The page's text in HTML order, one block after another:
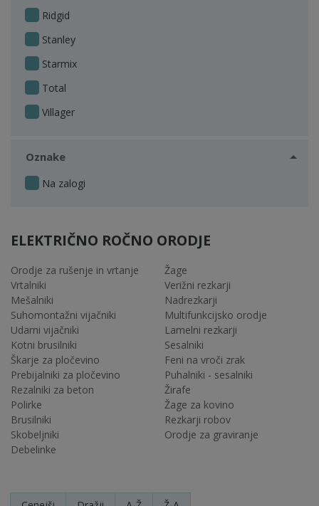
Ridgid
Stanley
Starmix
Total
Villager
Oznake
Na zalogi
ELEKTRIČNO ROČNO ORODJE
Orodje za rušenje in vrtanje
Vrtalniki
Mešalniki
Suhomontažni vijačniki
Udarni vijačniki
Kotni brusilniki
Škarje za pločevino
Prebijalniki za pločevino
Rezalniki za beton
Polirke
Brusilniki
Skobeljniki
Debelinke
Žage
Verižni rezkarji
Nadrezkarji
Multifunkcijsko orodje
Lamelni rezkarji
Sesalniki
Feni na vroči zrak
Puhalniki - sesalniki
Žirafe
Žage za kovino
Rezkarji robov
Orodje za graviranje